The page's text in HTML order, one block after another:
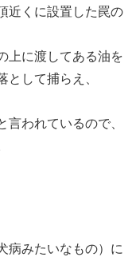
近くに設置した罠の
上に渡してある油を
して捕らえ、
言われているので、
病みたいなもの）に